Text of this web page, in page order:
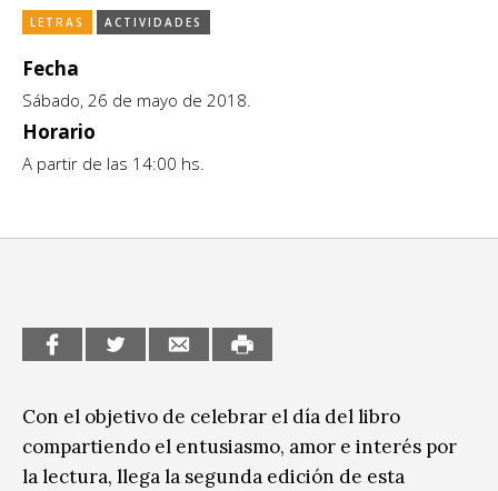
CCE en el interior/libros
Espacio itinerante de lectura infantil
Exposiciones
Formación
Género y Diversidad
Infantil y Juvenil
Letras
Música
LETRAS ACTIVIDADES
Fecha
Sábado, 26 de mayo de 2018.
Horario
A partir de las 14:00 hs.
Con el objetivo de celebrar el día del libro
compartiendo el entusiasmo, amor e interés por
la lectura, llega la segunda edición de esta